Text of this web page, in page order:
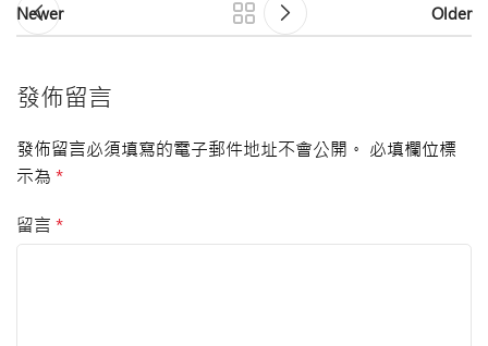
Newer Older
發佈留言
發佈留言必須填寫的電子郵件地址不會公開。 必填欄位標
示為 *
留言 *